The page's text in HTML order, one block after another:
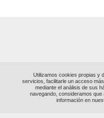
Utilizamos cookies propias y
servicios, facilitarle un acceso
mediante el análisis de sus
navegando, consideramos
información en